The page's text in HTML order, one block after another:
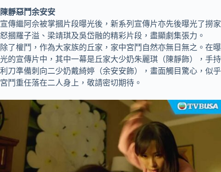
陳靜惡鬥余安安
宣傳繼阿佘被掌摑片段曝光後，新系列宣傳片亦先後曝光了撈家
怒摑羅子溢、梁靖琪及吳岱融的精彩片段，盡顯劇集張力。
除了權鬥，作為大家族的丘家，家中宮鬥自然亦無日無之。在曝
光的宣傳片中，其中一幕是丘家大少奶朱麗琪（陳靜飾），手持
利刀準備刺向二少奶戴綺婷（余安安飾），畫面觸目驚心，似乎
宮鬥重任落在二人身上，敬請密切期待。